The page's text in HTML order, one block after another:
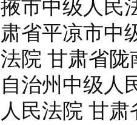
掖市中级人民
肃省平凉市中
法院 甘肃省陇
自治州中级人
人民法院 甘